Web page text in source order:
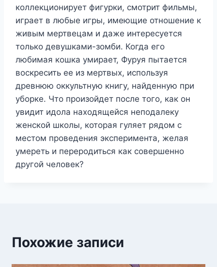
коллекционирует фигурки, смотрит фильмы,
играет в любые игры, имеющие отношение к
живым мертвецам и даже интересуется
только девушками-зомби. Когда его
любимая кошка умирает, Фуруя пытается
воскресить ее из мертвых, используя
древнюю оккультную книгу, найденную при
уборке. Что произойдет после того, как он
увидит идола находящейся неподалеку
женской школы, которая гуляет рядом с
местом проведения эксперимента, желая
умереть и переродиться как совершенно
другой человек?
Похожие записи